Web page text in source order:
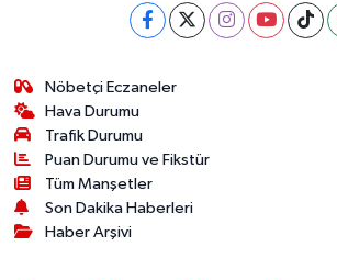
Nöbetçi Eczaneler
Hava Durumu
Trafik Durumu
Puan Durumu ve Fikstür
Tüm Manşetler
Son Dakika Haberleri
Haber Arşivi